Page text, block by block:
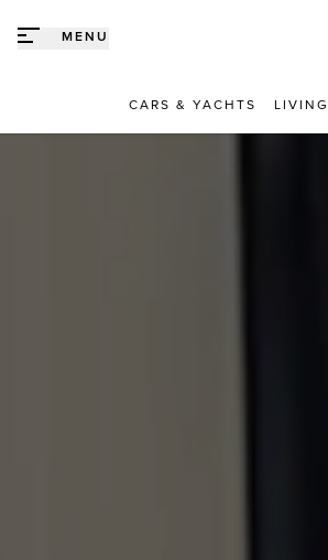
MENU
CARS & YACHTS LIVING